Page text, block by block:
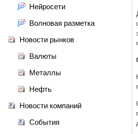
Нейросети
Волновая разметка
Новости рынков
Валюты
Металлы
Нефть
Новости компаний
События